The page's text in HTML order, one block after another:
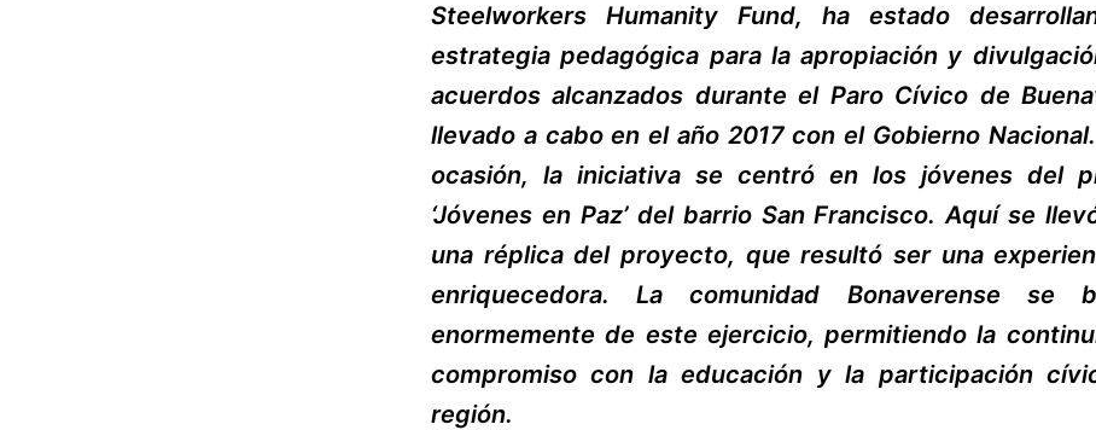
Steelworkers Humanity Fund, ha estado
estrategia pedagógica para la apropiación y
acuerdos alcanzados durante el Paro Cívico de
llevado a cabo en el año 2017 con el Gobierno
ocasión, la iniciativa se centró en los jóvenes del
‘Jóvenes en Paz’ del barrio San Francisco. Aquí se
una réplica del proyecto, que resultó ser una
enriquecedora. La comunidad Bonaverense se
enormemente de este ejercicio, permitiendo la
compromiso con la educación y la participación
región.